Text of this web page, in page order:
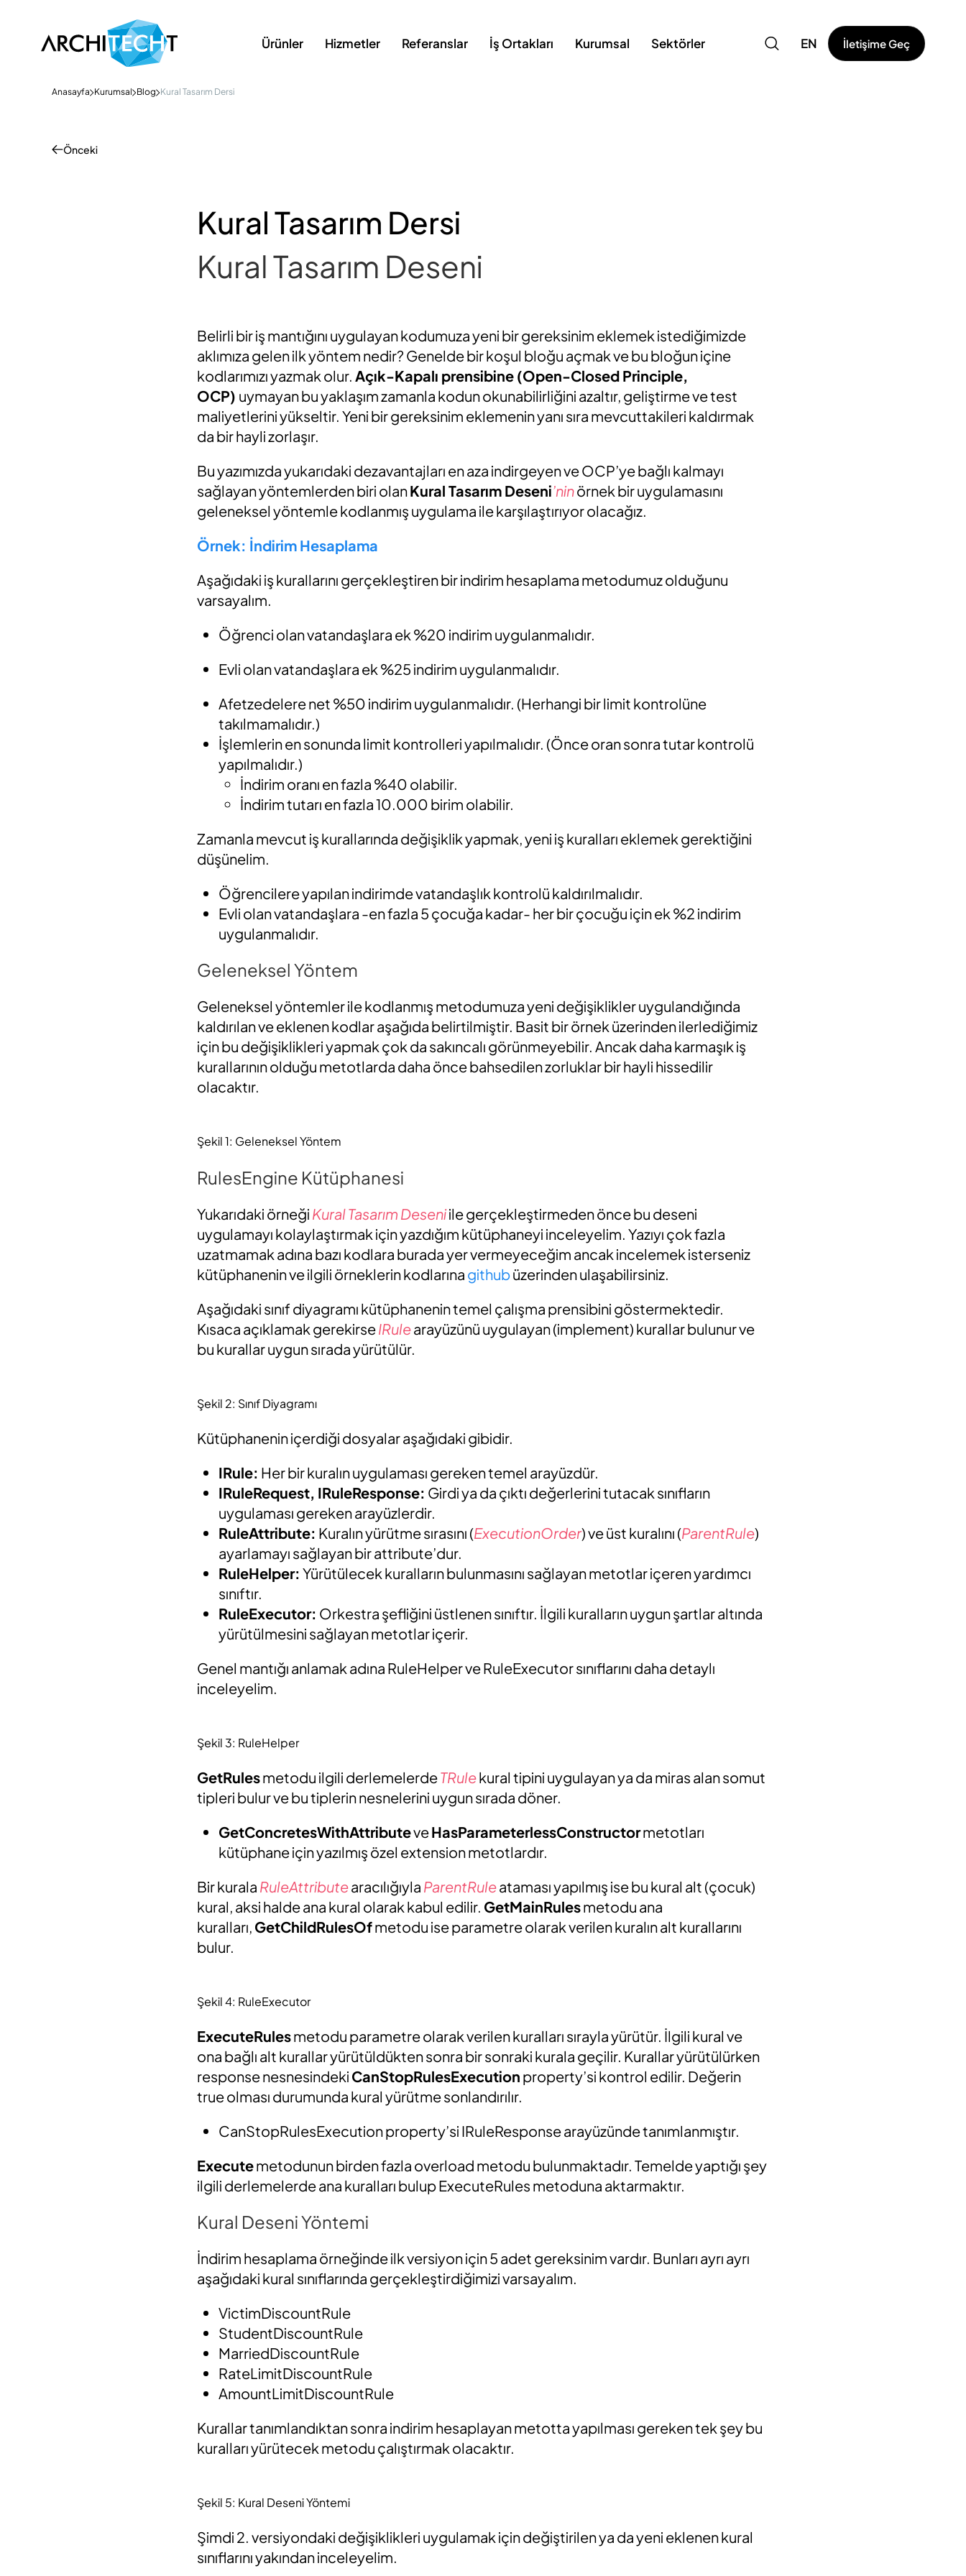
Ürünler Hizmetler Referanslar İş Ortakları Kurumsal Sektörler EN İletişime Geç
Anasayfa Kurumsal Blog Kural Tasarım Dersi
Önceki
Kural Tasarım Dersi
Kural Tasarım Deseni
Belirli bir iş mantığını uygulayan kodumuza yeni bir gereksinim eklemek istediğimizde
aklımıza gelen ilk yöntem nedir? Genelde bir koşul bloğu açmak ve bu bloğun içine
kodlarımızı yazmak olur. Açık-Kapalı prensibine (Open-Closed Principle,
OCP) uymayan bu yaklaşım zamanla kodun okunabilirliğini azaltır, geliştirme ve test
maliyetlerini yükseltir. Yeni bir gereksinim eklemenin yanı sıra mevcuttakileri kaldırmak
da bir hayli zorlaşır.
Bu yazımızda yukarıdaki dezavantajları en aza indirgeyen ve OCP’ye bağlı kalmayı
sağlayan yöntemlerden biri olanKural Tasarım Deseni’ninörnek bir uygulamasını
geleneksel yöntemle kodlanmış uygulama ile karşılaştırıyor olacağız.
Örnek: İndirim Hesaplama
Aşağıdaki iş kurallarını gerçekleştiren bir indirim hesaplama metodumuz olduğunu
varsayalım.
Öğrenci olan vatandaşlara ek %20 indirim uygulanmalıdır.
Evli olan vatandaşlara ek %25 indirim uygulanmalıdır.
Afetzedelere net %50 indirim uygulanmalıdır. (Herhangi bir limit kontrolüne
takılmamalıdır.)
İşlemlerin en sonunda limit kontrolleri yapılmalıdır. (Önce oran sonra tutar kontrolü
yapılmalıdır.)
İndirim oranı en fazla %40 olabilir.
İndirim tutarı en fazla 10.000 birim olabilir.
Zamanla mevcut iş kurallarında değişiklik yapmak, yeni iş kuralları eklemek gerektiğini
düşünelim.
Öğrencilere yapılan indirimde vatandaşlık kontrolü kaldırılmalıdır.
Evli olan vatandaşlara -en fazla 5 çocuğa kadar- her bir çocuğu için ek %2 indirim
uygulanmalıdır.
Geleneksel Yöntem
Geleneksel yöntemler ile kodlanmış metodumuza yeni değişiklikler uygulandığında
kaldırılan ve eklenen kodlar aşağıda belirtilmiştir. Basit bir örnek üzerinden ilerlediğimiz
için bu değişiklikleri yapmak çok da sakıncalı görünmeyebilir. Ancak daha karmaşık iş
kurallarının olduğu metotlarda daha önce bahsedilen zorluklar bir hayli hissedilir
olacaktır.
Şekil 1: Geleneksel Yöntem
RulesEngine Kütüphanesi
Yukarıdaki örneği Kural Tasarım Deseniile gerçekleştirmeden önce bu deseni
uygulamayı kolaylaştırmak için yazdığım kütüphaneyi inceleyelim. Yazıyı çok fazla
uzatmamak adına bazı kodlara burada yer vermeyeceğim ancak incelemek isterseniz
kütüphanenin ve ilgili örneklerin kodlarına githubüzerinden ulaşabilirsiniz.
Aşağıdaki sınıf diyagramı kütüphanenin temel çalışma prensibini göstermektedir.
Kısaca açıklamak gerekirseIRulearayüzünü uygulayan (implement) kurallar bulunur ve
bu kurallar uygun sırada yürütülür.
Şekil 2: Sınıf Diyagramı
Kütüphanenin içerdiği dosyalar aşağıdaki gibidir.
IRule: Her bir kuralın uygulaması gereken temel arayüzdür.
IRuleRequest, IRuleResponse: Girdi ya da çıktı değerlerini tutacak sınıfların
uygulaması gereken arayüzlerdir.
RuleAttribute: Kuralın yürütme sırasını (ExecutionOrder) ve üst kuralını (ParentRule)
ayarlamayı sağlayan bir attribute’dur.
RuleHelper: Yürütülecek kuralların bulunmasını sağlayan metotlar içeren yardımcı
sınıftır.
RuleExecutor: Orkestra şefliğini üstlenen sınıftır. İlgili kuralların uygun şartlar altında
yürütülmesini sağlayan metotlar içerir.
Genel mantığı anlamak adına RuleHelper ve RuleExecutor sınıflarını daha detaylı
inceleyelim.
Şekil 3: RuleHelper
GetRulesmetodu ilgili derlemelerdeTRulekural tipini uygulayan ya da miras alan somut
tipleri bulur ve bu tiplerin nesnelerini uygun sırada döner.
GetConcretesWithAttributeveHasParameterlessConstructormetotları
kütüphane için yazılmış özel extension metotlardır.
Bir kurala RuleAttributearacılığıyla ParentRuleataması yapılmış ise bu kural alt (çocuk)
kural, aksi halde ana kural olarak kabul edilir. GetMainRulesmetodu ana
kuralları, GetChildRulesOfmetodu ise parametre olarak verilen kuralın alt kurallarını
bulur.
Şekil 4: RuleExecutor
ExecuteRulesmetodu parametre olarak verilen kuralları sırayla yürütür. İlgili kural ve
ona bağlı alt kurallar yürütüldükten sonra bir sonraki kurala geçilir. Kurallar yürütülürken
response nesnesindeki CanStopRulesExecution property’si kontrol edilir. Değerin
true olması durumunda kural yürütme sonlandırılır.
CanStopRulesExecution property’si IRuleResponse arayüzünde tanımlanmıştır.
Executemetodunun birden fazla overload metodu bulunmaktadır. Temelde yaptığı şey
ilgili derlemelerde ana kuralları bulup ExecuteRules metoduna aktarmaktır.
Kural Deseni Yöntemi
İndirim hesaplama örneğinde ilk versiyon için 5 adet gereksinim vardır. Bunları ayrı ayrı
aşağıdaki kural sınıflarında gerçekleştirdiğimizi varsayalım.
VictimDiscountRule
StudentDiscountRule
MarriedDiscountRule
RateLimitDiscountRule
AmountLimitDiscountRule
Kurallar tanımlandıktan sonra indirim hesaplayan metotta yapılması gereken tek şey bu
kuralları yürütecek metodu çalıştırmak olacaktır.
Şekil 5: Kural Deseni Yöntemi
Şimdi 2. versiyondaki değişiklikleri uygulamak için değiştirilen ya da yeni eklenen kural
sınıflarını yakından inceleyelim.